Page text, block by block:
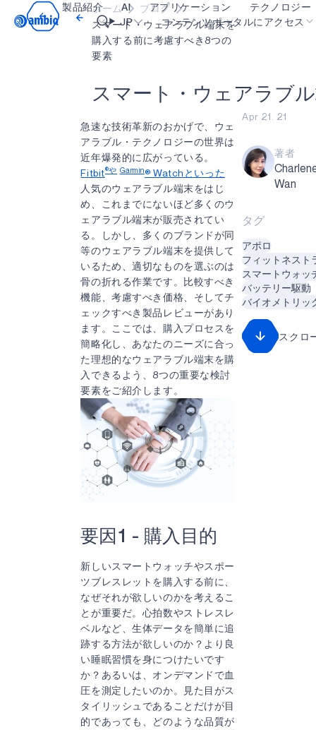
製品紹介 AI アプリケーション
インダストリアル・エッジ
スマート・リモコン
スマートホームとビル
スマートカード
ウェアラブル
ゲーミング
ヒアラブル
テクノロジー
graphiqSPOT
neuralSPOT
secureSPOT
SPOT
JP コンテンツポータルにアクセス
ホーム
ブログ
スマート・ウェアラブル端末を
購入する前に考慮すべき8つの
要素
ス マ ー ト ・ ウ ェ ア ラ ブ ル
急速な技術革新のおかげで、ウェ
アラブル・テクノロジーの世界は
近年爆発的に広がっている。
Fitbit®や Garmin® Watchといった
人気のウェアラブル端末をはじ
め、これまでにないほど多くのウ
ェアラブル端末が販売されてい
る。しかし、多くのブランドが同
等のウェアラブル端末を提供して
いるため、適切なものを選ぶのは
骨の折れる作業です。比較すべき
機能、考慮すべき価格、そしてチ
ェックすべき製品レビューがあり
ます。ここでは、購入プロセスを
簡略化し、あなたのニーズに合っ
た理想的なウェアラブル端末を購
入できるよう、8つの重要な検討
要素をご紹介します。
要因1 - 購入目的
新しいスマートウォッチやスポー
ツブレスレットを購入する前に、
なぜそれが欲しいのかを考えるこ
とが重要だ。心拍数やストレスレ
ベルなど、生体データを簡単に追
跡する方法が欲しいのか？より良
い睡眠習慣を身につけたいです
か？あるいは、オンデマンドで血
圧を測定したいのか。見た目がス
タイリッシュであることだけが目
的であっても、どのような品質が
Apr 21. 21
著者
Wan
タグ
アポロ
フィットネスト
スマートウォッ
バッテリー駆動
バイオメトリッ
スクロ
Video title